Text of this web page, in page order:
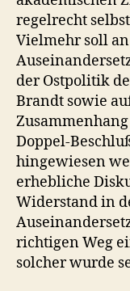
regelrecht
Vielmehr soll
der Ostpolitik
Brandt sowie
Doppel-
hingewiesen
erhebliche
Widerstand in
richtigen Weg
solcher wurde